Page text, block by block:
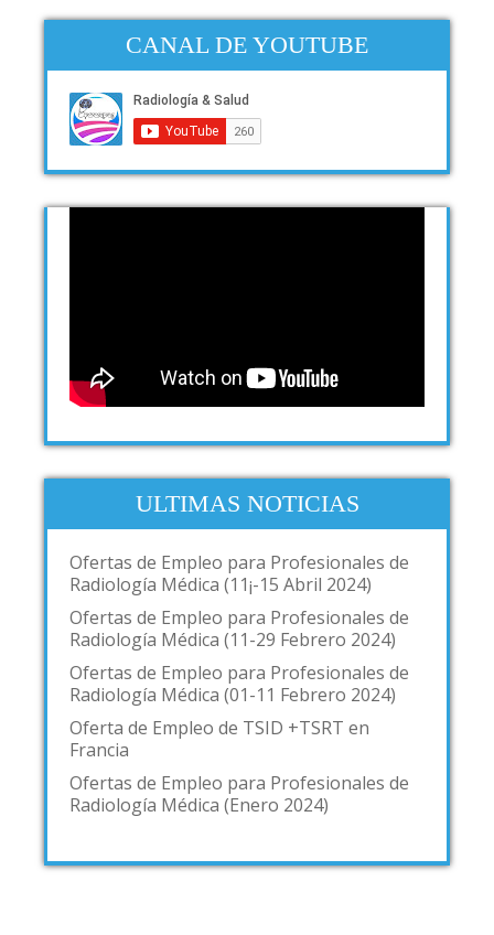
CANAL DE YOUTUBE
ULTIMAS NOTICIAS
Ofertas de Empleo para Profesionales de
Radiología Médica (11¡-15 Abril 2024)
Ofertas de Empleo para Profesionales de
Radiología Médica (11-29 Febrero 2024)
Ofertas de Empleo para Profesionales de
Radiología Médica (01-11 Febrero 2024)
Oferta de Empleo de TSID +TSRT en
Francia
Ofertas de Empleo para Profesionales de
Radiología Médica (Enero 2024)